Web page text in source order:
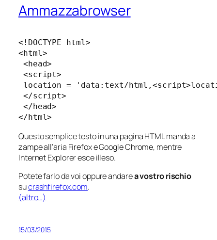
Ammazzabrowser
<!DOCTYPE html>
<html>
<head>
<script>
location = 'data:text/
</script>
</head>
</html>
Questo semplice testo in una pagina HTML manda a
zampe all’aria Firefox e Google Chrome, mentre
Internet Explorer esce illeso.
Potete farlo da voi oppure andarea vostro rischio
sucrashfirefox.com.
(altro…)
15/03/2015